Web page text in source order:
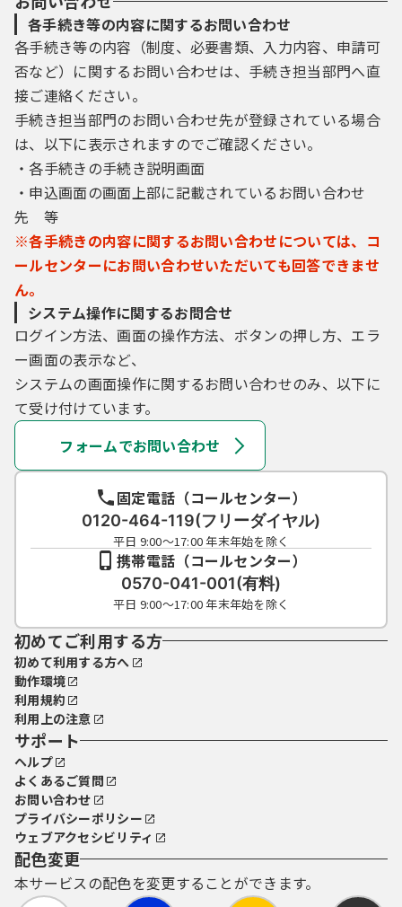
各手続き等の内容に関するお問い合わせ
各手続き等の内容（制度、必要書類、入力内容、申請可
否など）に関するお問い合わせは、手続き担当部門へ直
接ご連絡ください。
手続き担当部門のお問い合わせ先が登録されている場合
は、以下に表示されますのでご確認ください。
・各手続きの手続き説明画面
・申込画面の画面上部に記載されているお問い合わせ
先 等
※各手続きの内容に関するお問い合わせについては、コ
ールセンターにお問い合わせいただいても回答できませ
ん。
システム操作に関するお問合せ
ログイン方法、画面の操作方法、ボタンの押し方、エラ
ー画面の表示など、
システムの画面操作に関するお問い合わせのみ、以下に
て受け付けています。
フォームでお問い合わせ
固定電話（コールセンター）
0120-464-119(フリーダイヤル)
平日 9:00～17:00 年末年始を除く
携帯電話（コールセンター）
0570-041-001(有料)
平日 9:00～17:00 年末年始を除く
初めてご利用する方
初めて利用する方へ
動作環境
利用規約
利用上の注意
サポート
ヘルプ
よくあるご質問
お問い合わせ
プライバシーポリシー
ウェブアクセシビリティ
配色変更
本サービスの配色を変更することができます。